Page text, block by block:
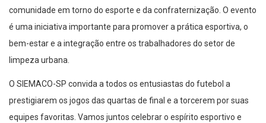
comunidade em torno do esporte e da confraternização. O evento
é uma iniciativa importante para promover a prática esportiva, o
bem-estar e a integração entre os trabalhadores do setor de
limpeza urbana.
O SIEMACO-SP convida a todos os entusiastas do futebol a
prestigiarem os jogos das quartas de final e a torcerem por suas
equipes favoritas. Vamos juntos celebrar o espírito esportivo e